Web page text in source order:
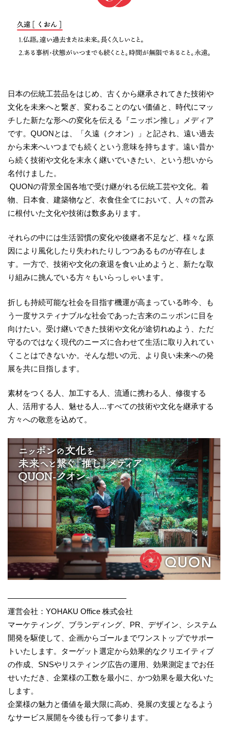
日本の伝統工芸品をはじめ、古くから継承されてきた技術や
文化を未来へと繋ぎ、変わることのない価値と、時代にマッ
チした新たな形への変化を伝える『ニッポン推し』メディア
です。QUONとは、「久遠（クオン）」と記され、遠い過去
から未来へいつまでも続くという意味を持ちます。遠い昔か
ら続く技術や文化を末永く継いでいきたい、という想いから
名付けました。
QUONの背景全国各地で受け継がれる伝統工芸や文化。着
物、日本食、建築物など、衣食住全てにおいて、人々の営み
に根付いた文化や技術は数多あります。
それらの中には生活習慣の変化や後継者不足など、様々な原
因により風化したり失われたりしつつあるものが存在しま
す。一方で、技術や文化の衰退を食い止めようと、新たな取
り組みに挑んでいる方々もいらっしゃいます。
折しも持続可能な社会を目指す機運が高まっている昨今、も
う一度サスティナブルな社会であった古来のニッポンに目を
向けたい。受け継いできた技術や文化が途切れぬよう、ただ
守るのではなく現代のニーズに合わせて生活に取り入れてい
くことはできないか。そんな想いの元、より良い未来への発
展を共に目指します。
素材をつくる人、加工する人、流通に携わる人、修復する
人、活用する人、魅せる人…すべての技術や文化を継承する
方々への敬意を込めて。
———————————————–
運営会社：YOHAKU Office 株式会社
マーケティング、ブランディング、PR、デザイン、システム
開発を駆使して、企画からゴールまでワンストップでサポー
トいたします。ターゲット選定から効果的なクリエイティブ
の作成、SNSやリスティング広告の運用、効果測定までお任
せいただき、企業様の工数を最小に、かつ効果を最大化いた
します。
企業様の魅力と価値を最大限に高め、発展の支援となるよう
なサービス展開を今後も行って参ります。